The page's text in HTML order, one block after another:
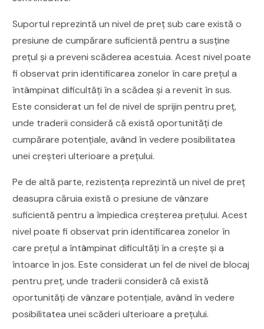
Suportul reprezintă un nivel de preț sub care există o
presiune de cumpărare suficientă pentru a susține
prețul și a preveni scăderea acestuia. Acest nivel poate
fi observat prin identificarea zonelor în care prețul a
întâmpinat dificultăți în a scădea și a revenit în sus.
Este considerat un fel de nivel de sprijin pentru preț,
unde traderii consideră că există oportunități de
cumpărare potențiale, având în vedere posibilitatea
unei creșteri ulterioare a prețului.
Pe de altă parte, rezistența reprezintă un nivel de preț
deasupra căruia există o presiune de vânzare
suficientă pentru a împiedica creșterea prețului. Acest
nivel poate fi observat prin identificarea zonelor în
care prețul a întâmpinat dificultăți în a crește și a
întoarce în jos. Este considerat un fel de nivel de blocaj
pentru preț, unde traderii consideră că există
oportunități de vânzare potențiale, având în vedere
posibilitatea unei scăderi ulterioare a prețului.